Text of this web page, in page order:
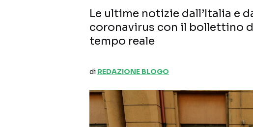
Le ultime notizie dall’Italia e
coronavirus con il bollettino
tempo reale
di REDAZIONE BLOGO